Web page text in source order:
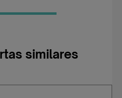
similares